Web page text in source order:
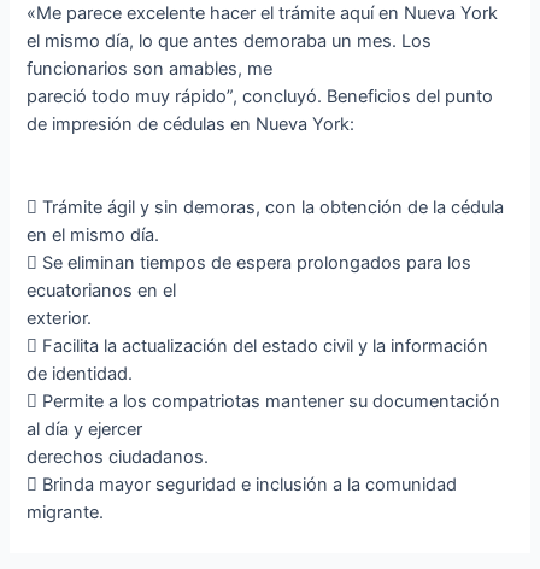
«Me parece excelente hacer el trámite aquí en Nueva York
el mismo día, lo que antes demoraba un mes. Los
funcionarios son amables, me
pareció todo muy rápido”, concluyó. Beneficios del punto
de impresión de cédulas en Nueva York:
 Trámite ágil y sin demoras, con la obtención de la cédula
en el mismo día.
 Se eliminan tiempos de espera prolongados para los
ecuatorianos en el
exterior.
 Facilita la actualización del estado civil y la información
de identidad.
 Permite a los compatriotas mantener su documentación
al día y ejercer
derechos ciudadanos.
 Brinda mayor seguridad e inclusión a la comunidad
migrante.